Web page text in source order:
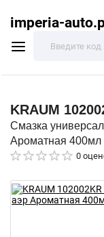
imperia-
KRAUM
Смазка
Ароматная 400мл
0